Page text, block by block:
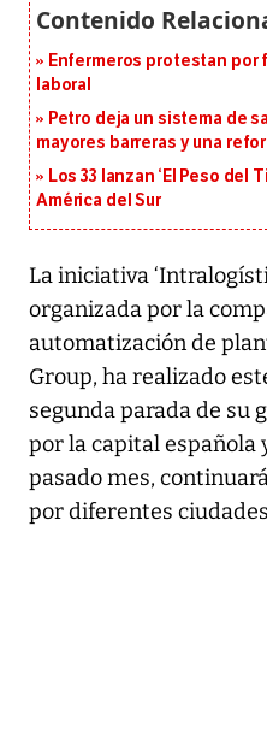
Enfermeros protestan por
laboral
Petro deja un sistema de
mayores barreras y una
Los 33 lanzan ‘El Peso del
América del Sur
La iniciativa
organizada por la
automatización de
Group, ha realizado
segunda parada de su
por la capital española
pasado mes,
por diferentes